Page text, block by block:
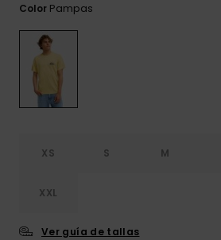
Color Pampas
XS S M
XXL
Ver guía de tallas